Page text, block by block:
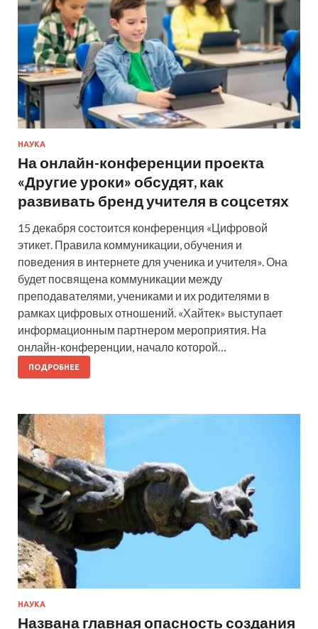
НАУКА
На онлайн-конференции проекта
«Другие уроки» обсудят, как
развивать бренд учителя в соцсетях
15 декабря состоится конференция «Цифровой
этикет. Правила коммуникации, обучения и
поведения в интернете для ученика и учителя». Она
будет посвящена коммуникации между
преподавателями, учениками и их родителями в
рамках цифровых отношений. «Хайтек» выступает
информационным партнером мероприятия. На
онлайн-конференции, начало которой…
ПОДРОБНЕЕ
НАУКА
Названа главная опасность создания